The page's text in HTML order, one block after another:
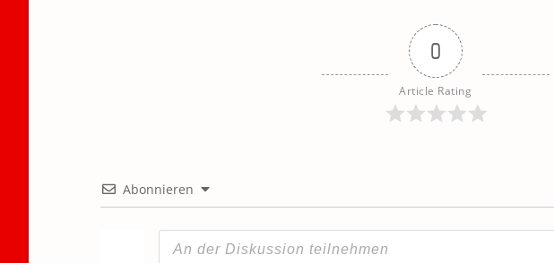
0
Article Rating
Abonnieren